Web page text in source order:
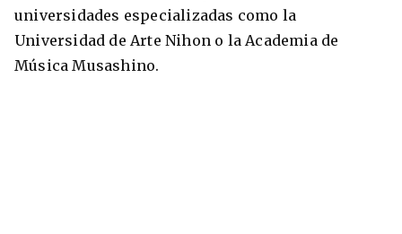
universidades especializadas como la
Universidad de Arte Nihon o la Academia de
Música Musashino.